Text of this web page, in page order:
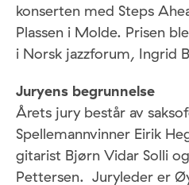
konserten med Steps
Plassen i Molde. Prisen
i Norsk jazzforum, Ingrid
Juryens begrunnelse
Årets jury består av
Spellemannvinner Eirik
gitarist Bjørn Vidar Solli
Pettersen. Juryleder er